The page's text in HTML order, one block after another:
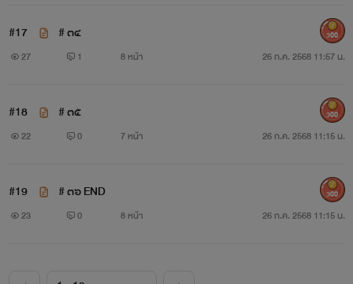
#17 # ๓๔
27 1 8 หน้า 26 ก.ค. 2568 11:57 น.
300
#18 # ๓๕
22 0 7 หน้า 26 ก.ค. 2568 11:15 น.
300
#19 # ๓๖ END
23 0 8 หน้า 26 ก.ค. 2568 11:15 น.
300